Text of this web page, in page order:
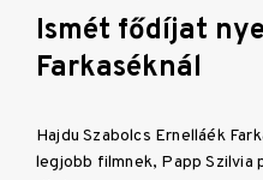
Ismét fődíjat
Farkaséknál
Hajdu Szabolcs Ernelláék
legjobb filmnek, Papp Szilvia